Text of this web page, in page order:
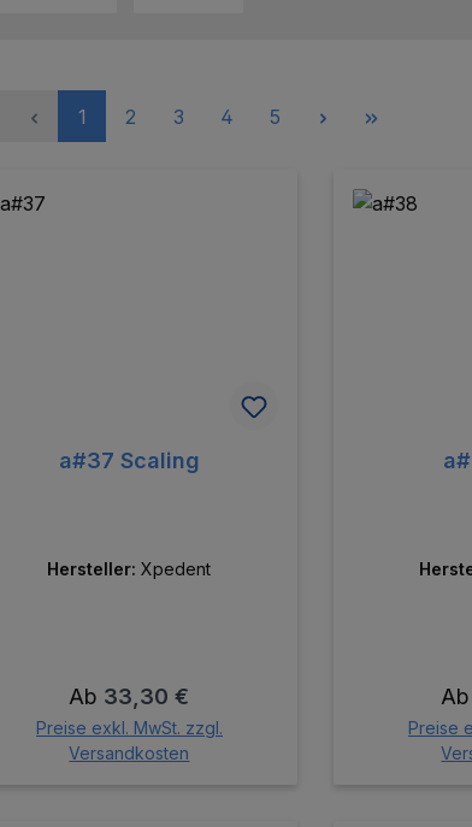
Seite
1 Seite
2 Seite
3 Seite
4 Seite
5
a#37 Scaling
Hersteller:Xpedent
Regulärer Preis:
Ab 33,30 €
Preise exkl. MwSt. zzgl.
Versandkosten
Ab
Preise